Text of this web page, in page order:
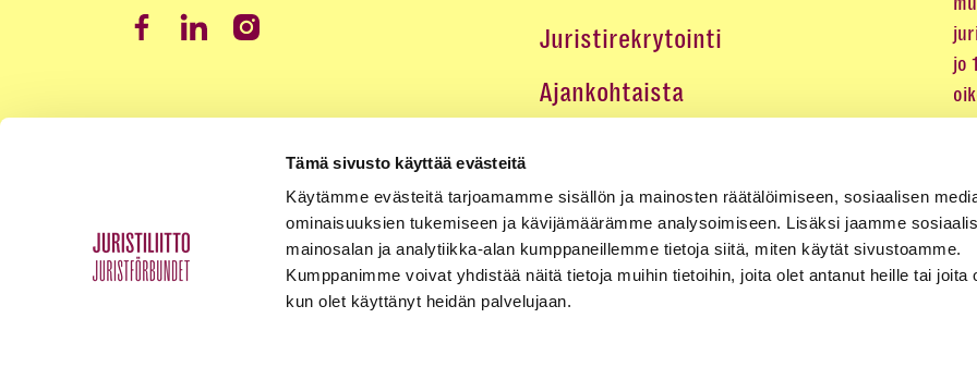
Tämä sivusto käyttää evästeitä
Käytämme evästeitä tarjoamamme sisällön ja mainosten räätälöimiseen, sosiaalisen
ominaisuuksien tukemiseen ja kävijämäärämme analysoimiseen. Lisäksi jaamme
mainosalan ja analytiikka-alan kumppaneillemme tietoja siitä, miten käytät sivustoamme.
Kumppanimme voivat yhdistää näitä tietoja muihin tietoihin, joita olet antanut heille tai joita
kun olet käyttänyt heidän palvelujaan.
Juristirekrytointi
Ajankohtaista
Koulutukset ja tapahtumat
Yhteystiedot
jo